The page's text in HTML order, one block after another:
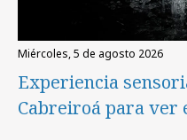
miércoles, 5 de agosto 2026
Experiencia
Cabreiroá para ver